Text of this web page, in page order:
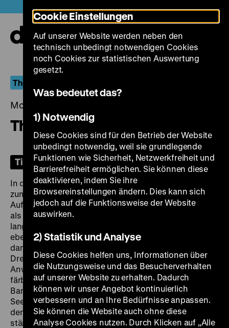
zum
Seiteninhalt
springen
The Lady with the Torch
Montag, 31. März 2025, 19.00 Uhr
The Lady from Shanghai
Tickets
In den 1940er Jahren entwickelte sich Rita Hayworth
zum größten Star von Columbia Pictures. Unter der
Aufsicht von Studioboss Harry Cohn wurde ihr Image
als
love goddess
langen, rotgefärbten Haare charakteristisch waren. Mit
ebendiesem Bild brach Hayworth zusammen mit ihrem
damaligen Ehemann Orson Welles, als sie sich für die
Dreharbeiten vonThe Lady from Shanghaiin
Anwesenheit der Presse die Haare kurzschneiden und
färben ließ. Als platinblondefemme fataleElsa
Bannister verstrickt sie einen von Welles gespielten
Seemann in eine instabile Affäre auf hoher See, vor
den Augen ihres reichen Ehemannes und unter
ständiger Beobachtung seines Partners und eines
Cookie Einstellungen
Auf unserer Website werden neben den
technisch unbedingt notwendigen Cookies
noch Cookies zur statistischen Auswertung
gesetzt.
Was bedeutet das?
1) Notwendig
Diese Cookies sind für den Betrieb der Website
unbedingt notwendig, weil sie grundlegende
Funktionen wie Sicherheit, Netzwerkfreiheit und
Barrierefreiheit ermöglichen. Sie können diese
deaktivieren, indem Sie ihre
Browsereinstellungen ändern. Dies kann sich
jedoch auf die Funktionsweise der Website
auswirken.
2) Statistik und Analyse
Diese Cookies helfen uns, Informationen über
die Nutzungsweise und das Besucherverhalten
auf unserer Website zu erhalten. Dadurch
können wir unser Angebot kontinuierlich
verbessern und an Ihre Bedürfnisse anpassen.
Sie können die Website auch ohne diese
Analyse Cookies nutzen. Durch Klicken auf „Alle